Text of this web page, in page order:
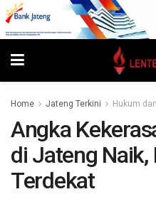
Home Jateng Terkini Hukum
Angka
di Jateng Naik,
Terdekat